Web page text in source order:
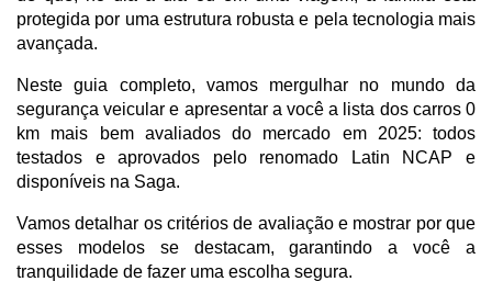
protegida por uma estrutura robusta e pela tecnologia mais
avançada.
Neste guia completo, vamos mergulhar no mundo da
segurança veicular e apresentar a você a lista dos carros 0
km mais bem avaliados do mercado em 2025: todos
testados e aprovados pelo renomado Latin NCAP e
disponíveis na Saga.
Vamos detalhar os critérios de avaliação e mostrar por que
esses modelos se destacam, garantindo a você a
tranquilidade de fazer uma escolha segura.